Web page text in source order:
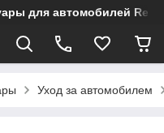
для автомобилей
Уход за автомобилем